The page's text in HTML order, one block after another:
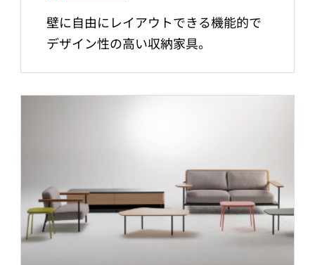
壁に自由にレイアウトできる機能的で
デザイン性の高い収納家具。